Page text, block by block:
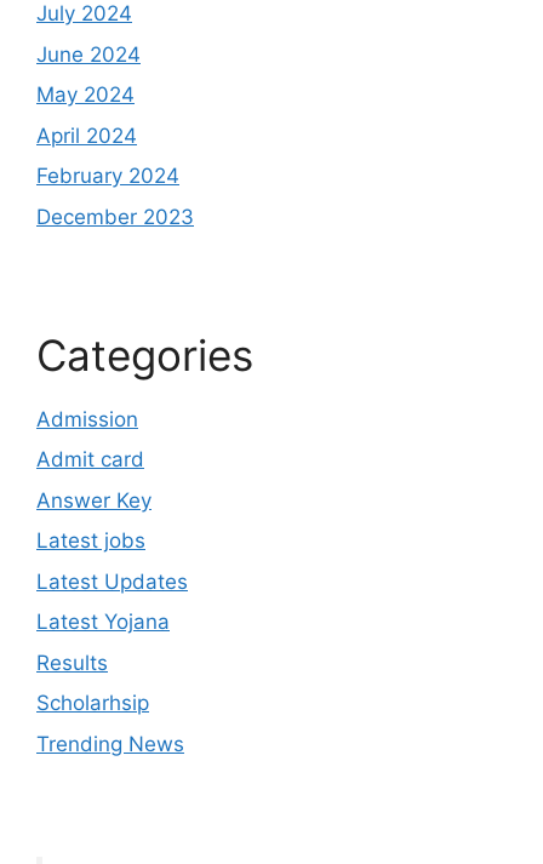
July 2024
June 2024
May 2024
April 2024
February 2024
December 2023
Categories
Admission
Admit card
Answer Key
Latest jobs
Latest Updates
Latest Yojana
Results
Scholarhsip
Trending News